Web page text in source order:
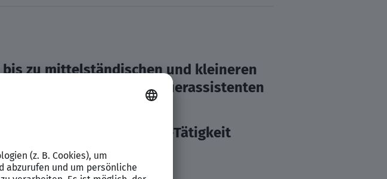
zu mittelständischen und kleineren
dich:
engagierte Steuerassistenten
sowie als Remote-Tätigkeit